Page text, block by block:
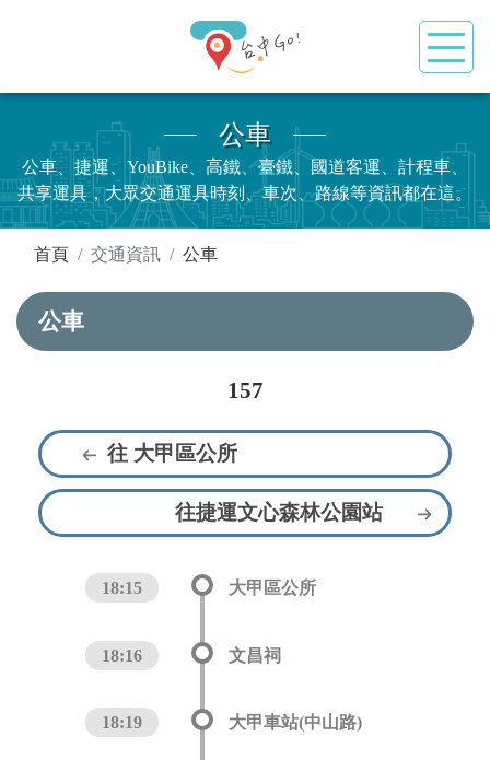
公車
公車、捷運、YouBike、高鐵、臺鐵、國道客運、計程車、
共享運具，大眾交通運具時刻、車次、路線等資訊都在這。
首頁 交通資訊 公車
公車
157
往 大甲區公所
往捷運文心森林公園站
18:15 大甲區公所
18:16 文昌祠
18:19 大甲車站(中山路)